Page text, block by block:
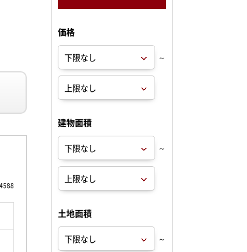
価格
～
建物面積
～
土地面積
～